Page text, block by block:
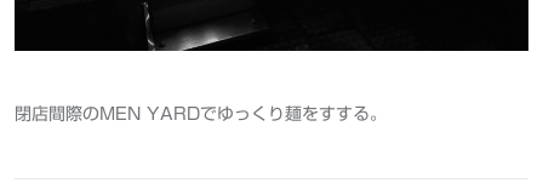
閉店間際のMEN YARDでゆっくり麺をすする。